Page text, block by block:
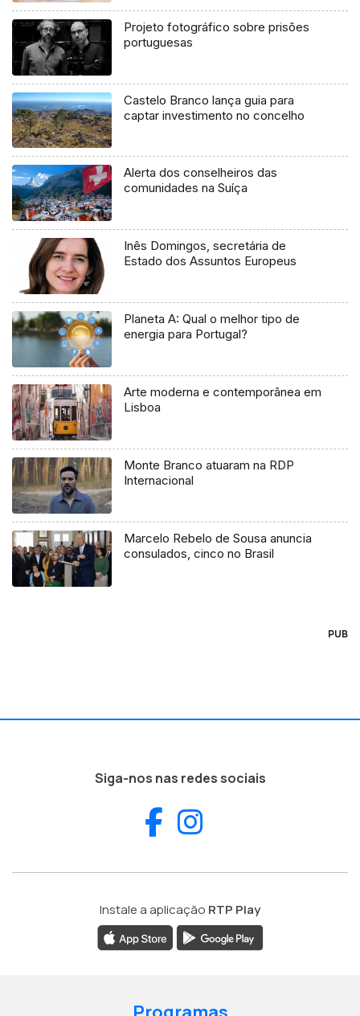
Projeto fotográfico sobre prisões
portuguesas
Castelo Branco lança guia para
captar investimento no concelho
Alerta dos conselheiros das
comunidades na Suíça
Inês Domingos, secretária de
Estado dos Assuntos Europeus
Planeta A: Qual o melhor tipo de
energia para Portugal?
Arte moderna e contemporânea em
Lisboa
Monte Branco atuaram na RDP
Internacional
Marcelo Rebelo de Sousa anuncia
consulados, cinco no Brasil
PUB
Siga-nos nas redes sociais
Facebook
Instale a aplicação RTP Play